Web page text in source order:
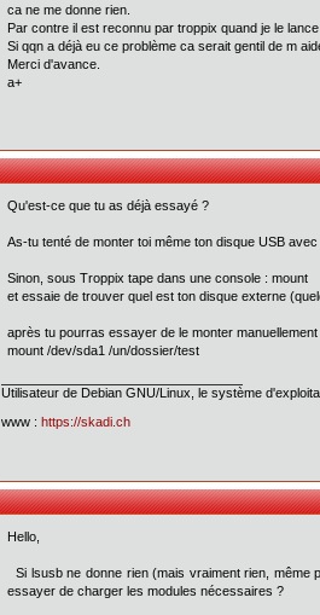
ca ne me donne rien.
Par contre il est reconnu par troppix quand je le lance
Si qqn a déjà eu ce problème ca serait gentil de m
Merci d'avance.
a+
Qu'est-ce que tu as déjà essayé ?
As-tu tenté de monter toi même ton disque USB
Sinon, sous Troppix tape dans une console : mount
et essaie de trouver quel est ton disque externe
après tu pourras essayer de le monter
mount /dev/sda1 /un/dossier/test
Utilisateur de Debian GNU/Linux, le système
www : https://skadi.ch
Hello,
Si lsusb ne donne rien (mais vraiment rien,
essayer de charger les modules nécessaires ?